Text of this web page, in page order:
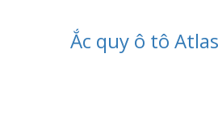
Ắc quy ô tô